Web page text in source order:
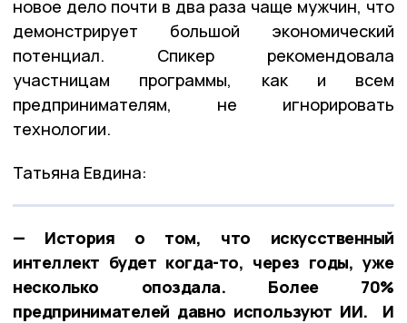
новое дело почти в два раза чаще мужчин, что
демонстрирует большой экономический
потенциал. Спикер рекомендовала
участницам программы, как и всем
предпринимателям, не игнорировать
технологии.
Татьяна Евдина:
— История о том, что искусственный
интеллект будет когда-то, через годы, уже
несколько опоздала. Более 70%
предпринимателей давно используют ИИ. И